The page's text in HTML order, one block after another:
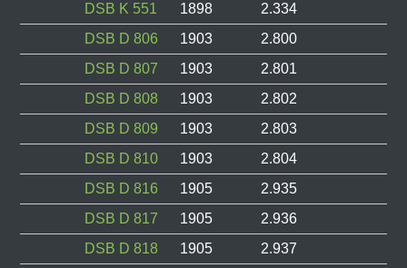
DSB K 551
1898
2.334
DSB D 806
1903
2.800
DSB D 807
1903
2.801
DSB D 808
1903
2.802
DSB D 809
1903
2.803
DSB D 810
1903
2.804
DSB D 816
1905
2.935
DSB D 817
1905
2.936
DSB D 818
1905
2.937